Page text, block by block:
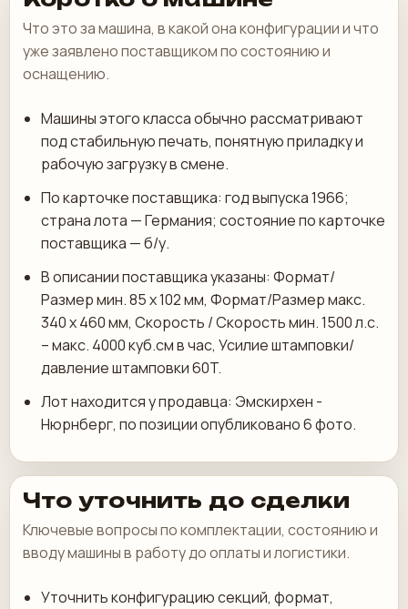
Что это за машина, в какой она конфигурации и что
уже заявлено поставщиком по состоянию и
оснащению.
Машины этого класса обычно рассматривают
под стабильную печать, понятную приладку и
рабочую загрузку в смене.
По карточке поставщика: год выпуска 1966;
страна лота — Германия; состояние по карточке
поставщика — б/у.
В описании поставщика указаны: Формат/
Размер мин. 85 х 102 мм, Формат/Размер макс.
340 х 460 мм, Скорость / Скорость мин. 1500 л.с.
– макс. 4000 куб.см в час, Усилие штамповки/
давление штамповки 60T.
Лот находится у продавца: Эмскирхен -
Нюрнберг, по позиции опубликовано 6 фото.
Что уточнить до сделки
Ключевые вопросы по комплектации, состоянию и
вводу машины в работу до оплаты и логистики.
Уточнить конфигурацию секций, формат,